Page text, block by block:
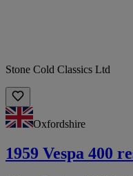
Stone Cold Classics Ltd
Oxfordshire
1959 Vespa 400